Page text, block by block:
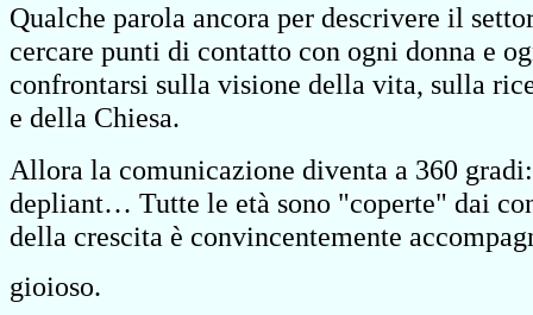
Qualche parola ancora per descrivere il
cercare punti di contatto con ogni donna e
confrontarsi sulla visione della vita, sulla
e della Chiesa.
Allora la comunicazione diventa a 360
depliant… Tutte le età sono "coperte" dai
della crescita è convincentemente
gioioso.